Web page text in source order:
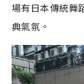
場有日本傳統舞
典氣氛。